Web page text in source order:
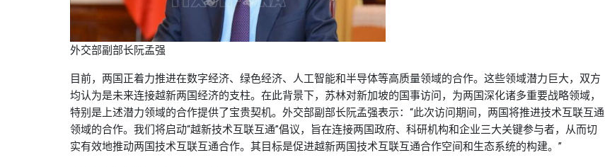
外交部副部长阮孟强
目前，两国正着力推进在数字经济、绿色经济、人工智能和半导体等高质量领域的合作。这些领域潜力巨大，双方
均认为是未来连接越新两国经济的支柱。在此背景下，苏林对新加坡的国事访问，为两国深化诸多重要战略领域，
特别是上述潜力领域的合作提供了宝贵契机。外交部副部长阮孟强表示：“此次访问期间，两国将推进技术互联互通
领域的合作。我们将启动“越新技术互联互通”倡议，旨在连接两国政府、科研机构和企业三大关键参与者，从而切
实有效地推动两国技术互联互通合作。其目标是促进越新两国技术互联互通合作空间和生态系统的构建。”